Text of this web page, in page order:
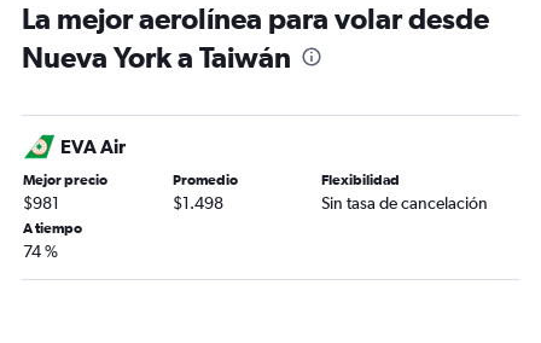
La mejor aerolínea para volar desde
Nueva York a Taiwán
EVA Air
Mejor precio
$981
Promedio
$1.498
Flexibilidad
Sin tasa de cancelación
A tiempo
74 %